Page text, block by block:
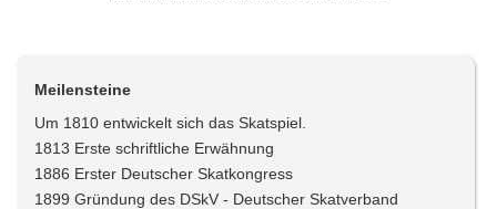
Meilensteine
Um 1810 entwickelt sich das Skatspiel.
1813 Erste schriftliche Erwähnung
1886 Erster Deutscher Skatkongress
1899 Gründung des DSkV - Deutscher Skatverband